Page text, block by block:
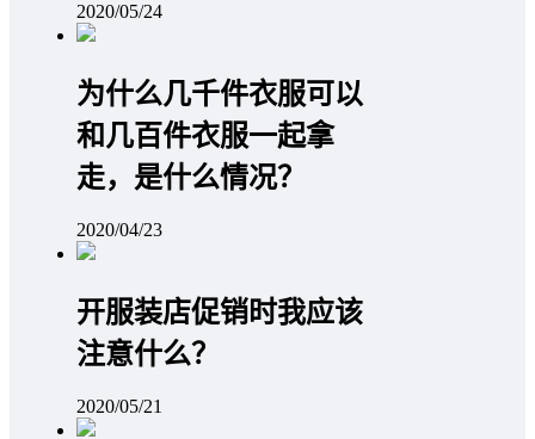
2020/05/24
为什么几千件衣服可以
和几百件衣服一起拿
走，是什么情况？
2020/04/23
开服装店促销时我应该
注意什么？
2020/05/21